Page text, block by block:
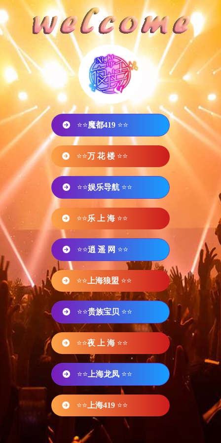
⭐⭐魔都419 ⭐⭐
⭐⭐万 花 楼 ⭐⭐
⭐⭐娱乐导航 ⭐⭐
⭐⭐乐 上 海 ⭐⭐
⭐⭐逍 遥 网 ⭐⭐
⭐⭐ 上海狼盟 ⭐⭐
⭐⭐贵族宝贝 ⭐⭐
⭐⭐夜 上 海 ⭐⭐
⭐⭐ 上海龙凤 ⭐⭐
⭐⭐ 上海419 ⭐⭐